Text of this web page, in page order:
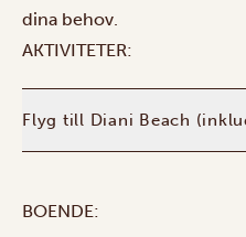
dina behov.
AKTIVITETER:
Flyg till Diani Beach
BOENDE: